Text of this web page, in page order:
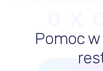
Pomoc